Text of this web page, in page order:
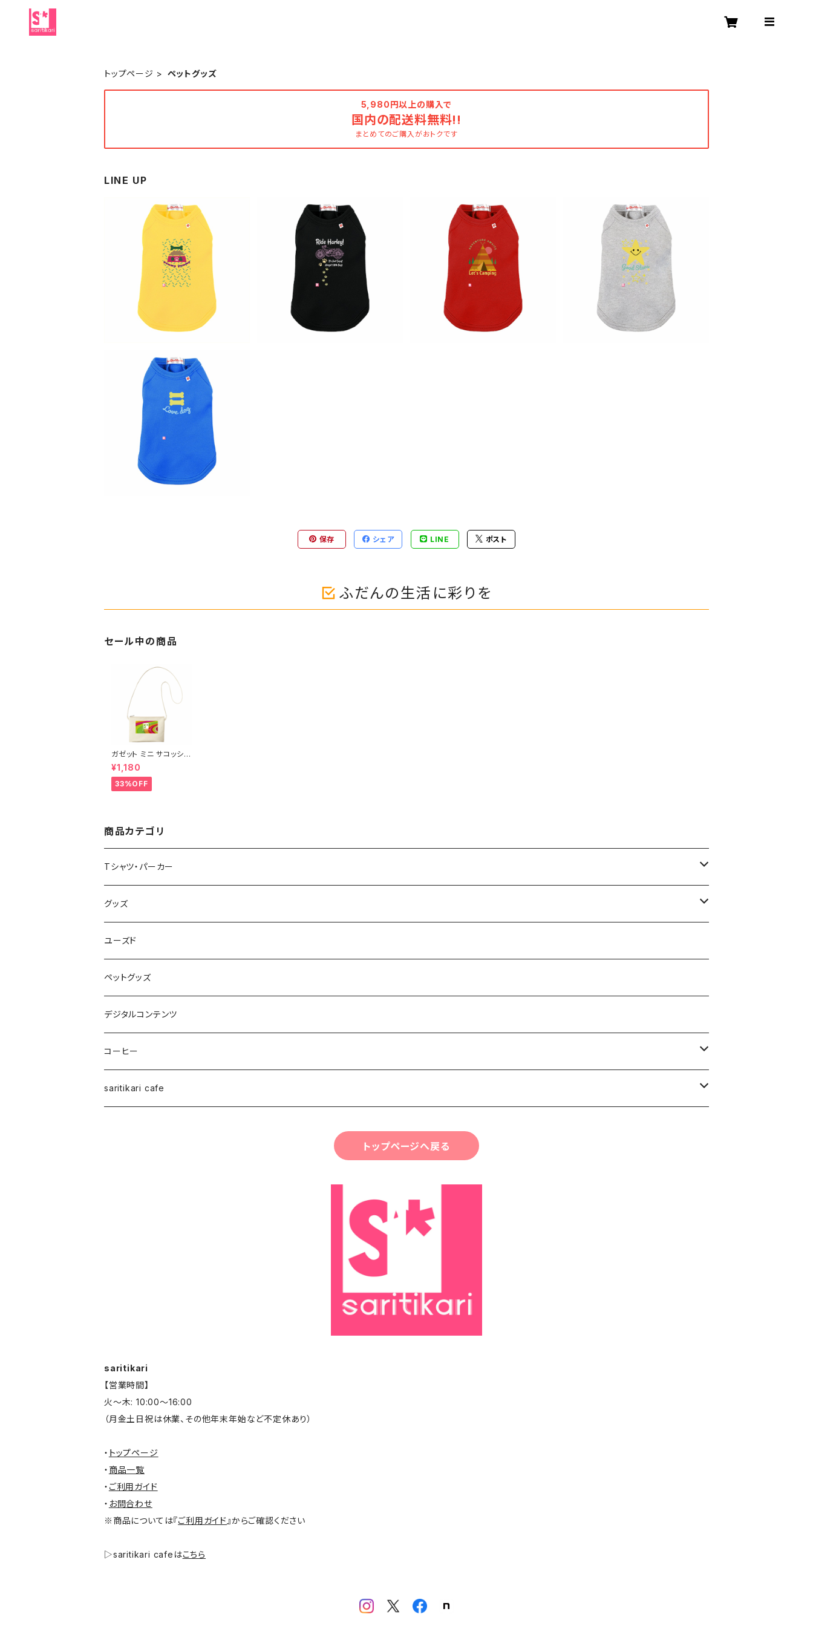
トップページ ペットグッズ
5,980円以上の購入で
国内の配送料無料!!
まとめてのご購入がおトクです
LINE UP
犬用 Tシャツ わん ワンコ かわ
いい 犬服 愛犬 洋服 飼い主 ドッ
グ うれしい チワワ トイプードル
ポメラニアン 柴 ビーグル dog t
¥3,150
SOLD OUT
犬用 Tシャツ わん ワンコ かわ
いい 犬服 愛犬 洋服 飼い主 ドッ
グ うれしい チワワ トイプードル
ポメラニアン 柴 ビーグル dog t
¥3,150
SOLD OUT
犬用 Tシャツ わん ワンコ かわ
いい 犬服 愛犬 洋服 飼い主 ドッ
グ うれしい チワワ トイプードル
ポメラニアン 柴 ビーグル dog t
¥3,150
SOLD OUT
犬用 Tシャツ わん ワンコ かわ
いい 犬服 愛犬 洋服 飼い主 ドッ
グ うれしい チワワ トイプードル
ポメラニアン 柴 ビーグル dog t
good stars
¥3,150
SOLD OUT
犬用 Tシャツ わん ワンコ かわ
いい 犬服 愛犬 洋服 飼い主 ドッ
グ うれしい チワワ トイプードル
ポメラニアン 柴 ビーグル dog t
¥3,150
SOLD OUT
保存 シェア LINE ポスト
ふだんの生活に彩りを
セール中の商品
ガゼット ミニ サコッシュ
ポーチ キャンバス ファ
スナーポーチ 底 マチ付
き ナチュラル オリジナ
ル 巾着 プリント バッグ
キ 万能 充電器 整理整
頓 saritikari 小物入れ
¥1,180
33%OFF
商品カテゴリ
Tシャツ・パーカー
半袖Tシャツ
長袖Tシャツ
パーカー・その他
Japan Art
スタッフ
グッズ
バッグ・ポーチ
雑貨・小物
ユーズド
ペットグッズ
デジタルコンテンツ
コーヒー
saritikariブレンドコーヒー豆
saritikari cafe
トップページへ戻る
saritikari
【営業時間】
火～木: 10:00～16:00
（月金土日祝は休業、その他年末年始など不定休あり）
・ トップページ
・ 商品一覧
・ ご利用ガイド
・ お問合わせ
※商品については『ご利用ガイド 』からご確認ください
▷saritikari cafeはこちら